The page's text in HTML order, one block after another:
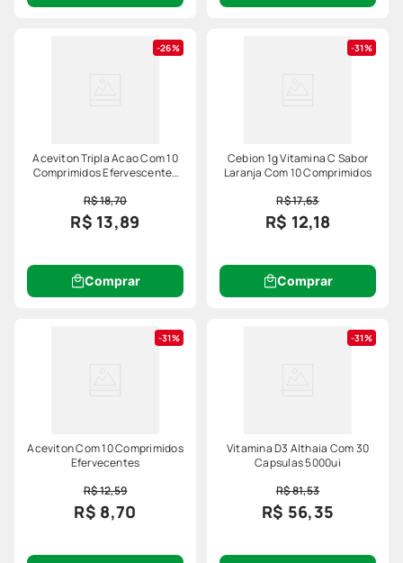
26%
Aceviton Tripla Acao Com 10
Comprimidos Efervescentes
R$ 18,70
R$ 13,89
Comprar
31%
Cebion 1g Vitamina C Sabor
Laranja Com 10 Comprimidos
R$ 17,63
R$ 12,18
Comprar
31%
Aceviton Com 10 Comprimidos
Efervecentes
R$ 12,59
R$ 8,70
31%
Vitamina D3 Althaia Com 30
Capsulas 5000ui
R$ 81,53
R$ 56,35